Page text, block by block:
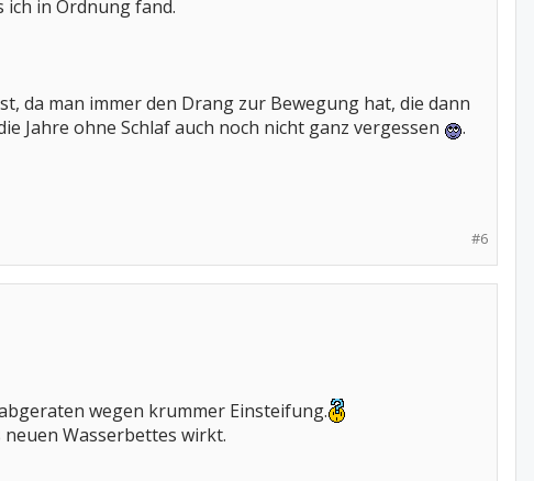
in Ordnung fand.
da man immer den Drang zur Bewegung hat, die dann
Jahre ohne Schlaf auch noch nicht ganz vergessen
.
#6
wegen krummer Einsteifung.
Wasserbettes wirkt.